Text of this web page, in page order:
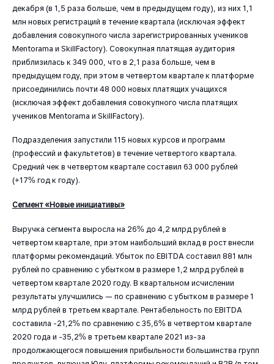
декабря (в 1,5 раза больше, чем в предыдущем году), из них 1,1
млн новых регистраций в течение квартала (исключая эффект
добавления совокупного числа зарегистрированных учеников
Mentorama и SkillFactory). Совокупная платящая аудитория
приблизилась к 349 000, что в 2,1 раза больше, чем в
предыдущем году, при этом в четвертом квартале к платформе
присоединились почти 48 000 новых платящих учащихся
(исключая эффект добавления совокупного числа платящих
учеников Mentorama и SkillFactory).
Подразделения запустили 115 новых курсов и программ
(профессий и факультетов) в течение четвертого квартала.
Средний чек в четвертом квартале составил 63 000 рублей
(+17% год к году).
Сегмент «Новые инициативы»
Выручка сегмента выросла на 26% до 4,2 млрд рублей в
четвертом квартале, при этом наибольший вклад в рост внесли
платформы рекомендаций. Убыток по EBITDA составил 881 млн
рублей по сравнению с убытком в размере 1,2 млрд рублей в
четвертом квартале 2020 году. В квартальном исчислении
результаты улучшились — по сравнению с убытком в размере 1
млрд рублей в третьем квартале. Рентабельность по EBITDA
составила -21,2% по сравнению с 35,6% в четвертом квартале
2020 года и -35,2% в третьем квартале 2021 из-за
продолжающегося повышения прибыльности большинства групп